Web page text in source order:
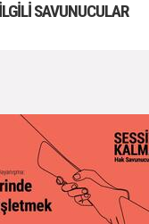
İLGILI SAVUNUCULAR